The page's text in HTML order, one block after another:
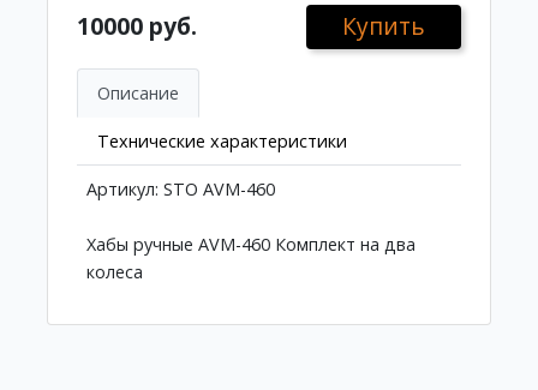
10000 руб. Купить
Описание
Технические характеристики
Артикул: STO AVM-460
Хабы ручные AVM-460 Комплект на два
колеса